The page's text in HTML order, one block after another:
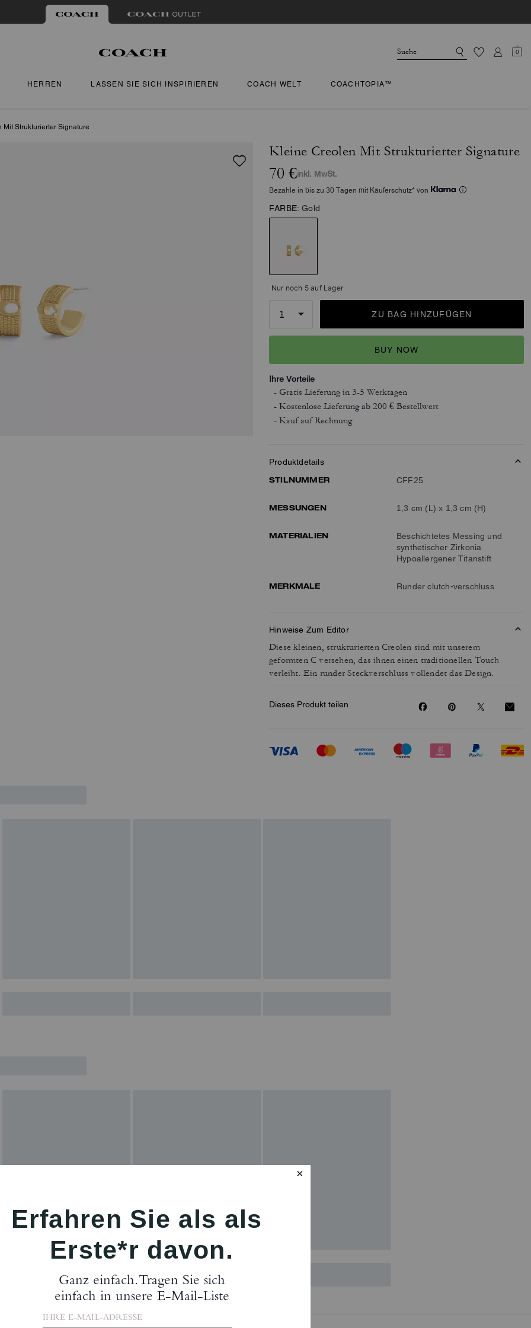
0
HERREN LASSEN SIE SICH INSPIRIEREN COACH WELT COACHTOPIA™
Mit Strukturierter Signature
Kleine Creolen Mit Strukturierter Signature
70 €inkl. MwSt.
Bezahle in bis zu 30 Tagen mit Käuferschutz* von
FARBE: Gold
Nur noch 5 auf Lager
ZU BAG HINZUFÜGEN
BUY NOW
Ihre Vorteile
- Gratis Lieferungin 3-5 Werktagen
- Kostenlose Lieferung ab 200 € Bestellwert
- Kauf auf Rechnung
Produktdetails
STILNUMMER
CFF25
MESSUNGEN 1,3 cm (L) x 1,3 cm (H)
MATERIALIEN
Beschichtetes Messing und
synthetischer Zirkonia
Hypoallergener Titanstift
MERKMALE Runder clutch-verschluss
Hinweise Zum Editor
Diese kleinen, strukturierten Creolen sind mit unserem
geformten C versehen, das ihnen einen traditionellen Touch
verleiht. Ein runder Steckverschluss vollendet das Design.
Dieses Produkt teilen